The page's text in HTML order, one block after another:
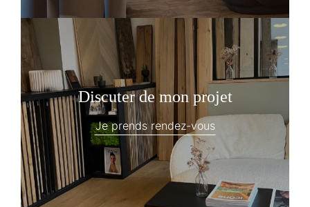
Discuter de mon projet
Je prends rendez-vous